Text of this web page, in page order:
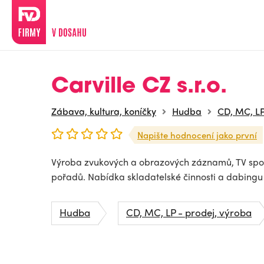
Carville CZ s.r.o.
Zábava, kultura, koníčky Hudba CD, MC,
Napište hodnocení jako první
Výroba zvukových a obrazových záznamů, TV
pořadů. Nabídka skladatelské činnosti a dabingu
Hudba CD, MC, LP - prodej, výroba